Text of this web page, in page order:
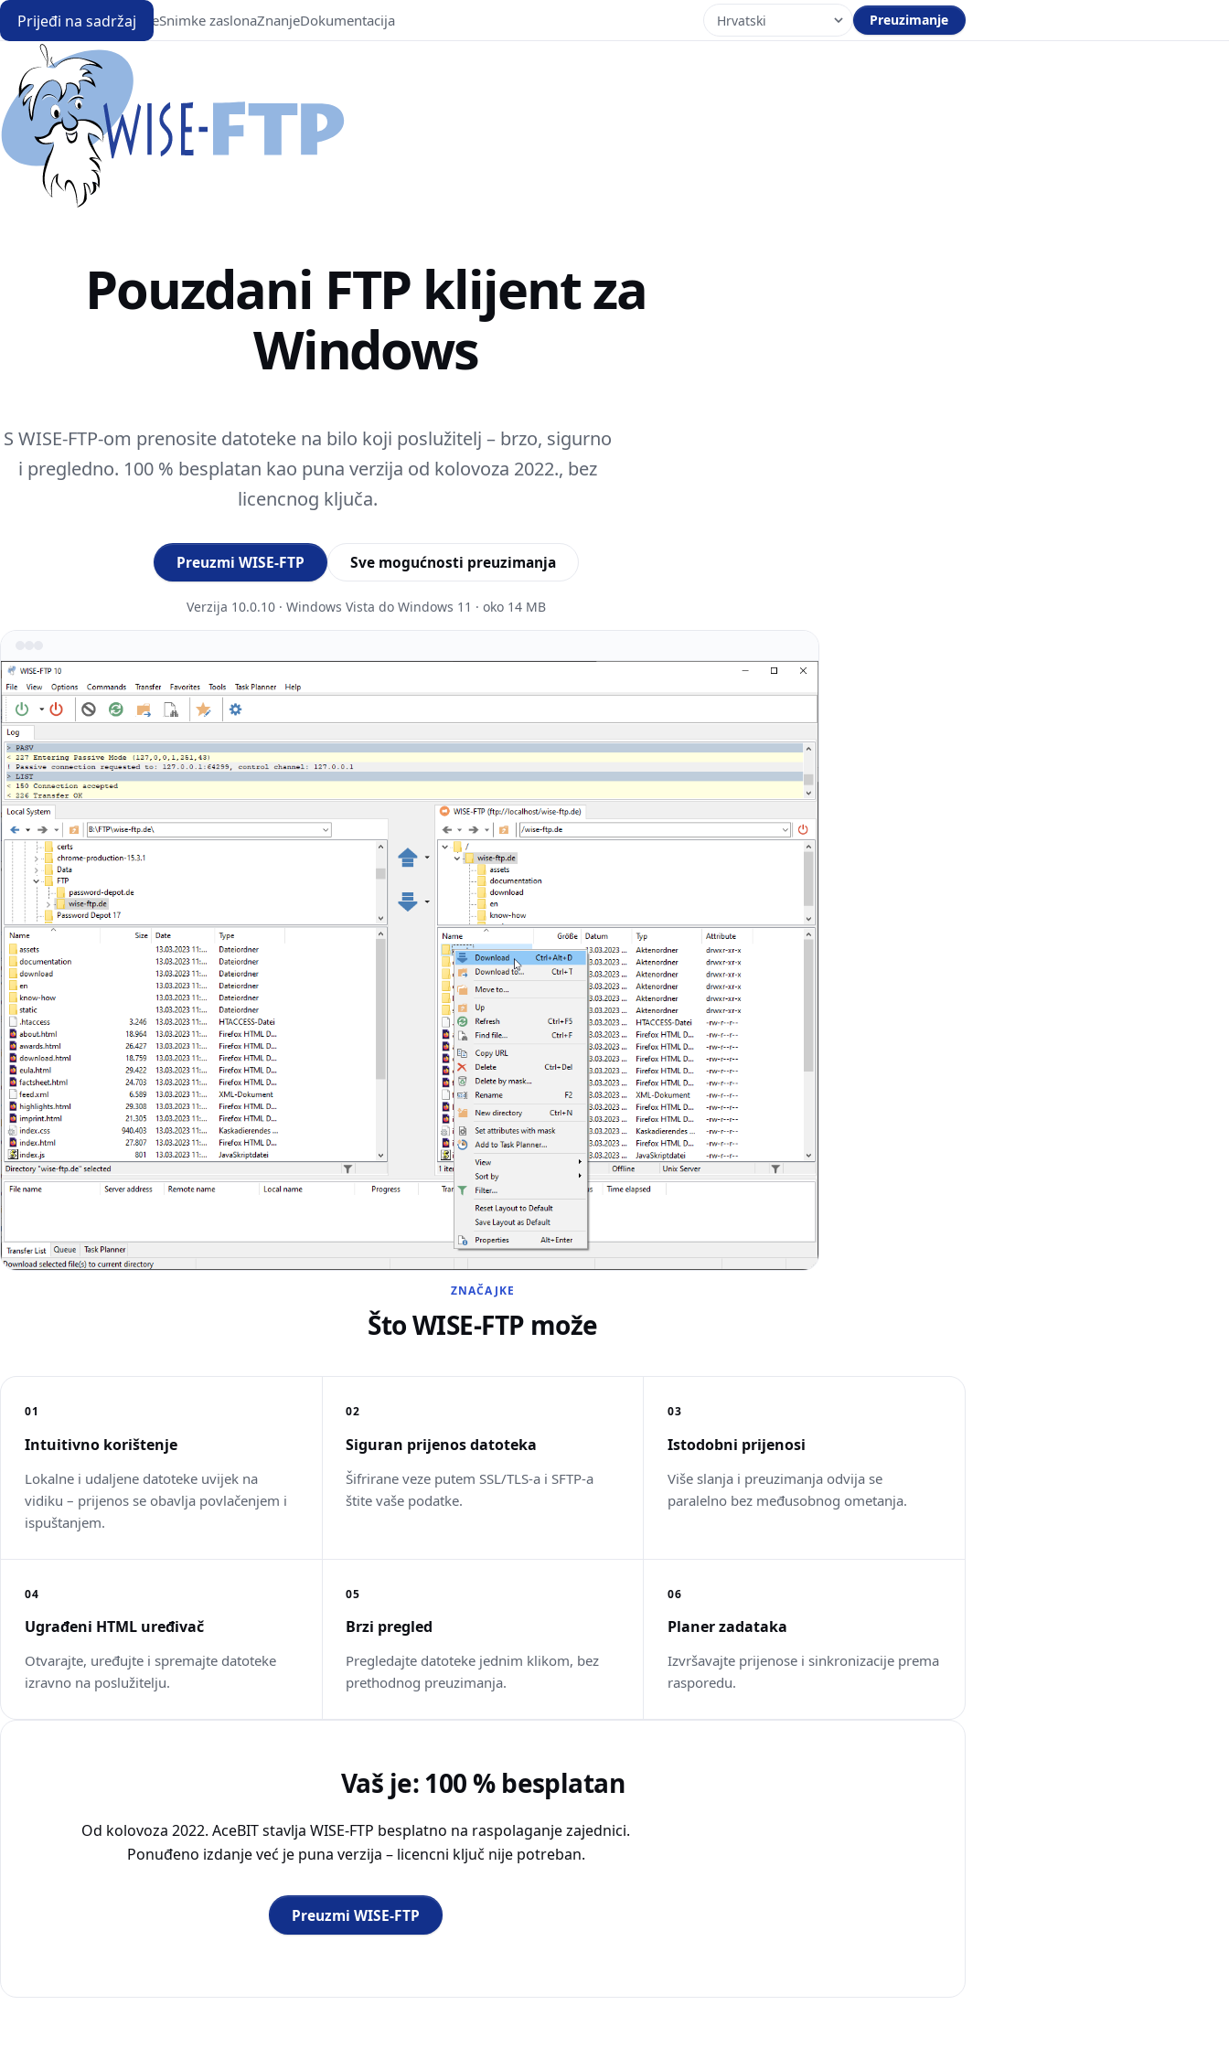
Prijeđi na sadržaj
PreuzimanjeSnimke zaslonaZnanjeDokumentacija Preuzimanje
Pouzdani FTP klijent za
Windows
S WISE-FTP-om prenosite datoteke na bilo koji poslužitelj – brzo, sigurno
i pregledno. 100 % besplatan kao puna verzija od kolovoza 2022., bez
licencnog ključa.
Preuzmi WISE-FTP Sve mogućnosti preuzimanja
Verzija 10.0.10 · Windows Vista do Windows 11 · oko 14 MB
ZNAČAJKE
Što WISE-FTP može
01
Intuitivno korištenje
Lokalne i udaljene datoteke uvijek na
vidiku – prijenos se obavlja povlačenjem i
ispuštanjem.
02
Siguran prijenos datoteka
Šifrirane veze putem SSL/TLS-a i SFTP-a
štite vaše podatke.
03
Istodobni prijenosi
Više slanja i preuzimanja odvija se
paralelno bez međusobnog ometanja.
04
Ugrađeni HTML uređivač
Otvarajte, uređujte i spremajte datoteke
izravno na poslužitelju.
05
Brzi pregled
Pregledajte datoteke jednim klikom, bez
prethodnog preuzimanja.
06
Planer zadataka
Izvršavajte prijenose i sinkronizacije prema
rasporedu.
Vaš je: 100 % besplatan
Od kolovoza 2022. AceBIT stavlja WISE-FTP besplatno na raspolaganje zajednici.
Ponuđeno izdanje već je puna verzija – licencni ključ nije potreban.
Preuzmi WISE-FTP